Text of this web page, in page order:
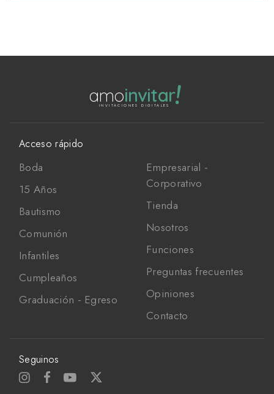
amoinvitar!
INVITACIONES DIGITALES
Acceso rápido
Boda
15 Años
Bautismo
Comunión
Infantiles
Cumpleaños
Graduación - Egreso
Empresarial -
Corporativo
Tienda
Nosotros
Funciones
Preguntas frecuentes
Opiniones
Contacto
Seguinos